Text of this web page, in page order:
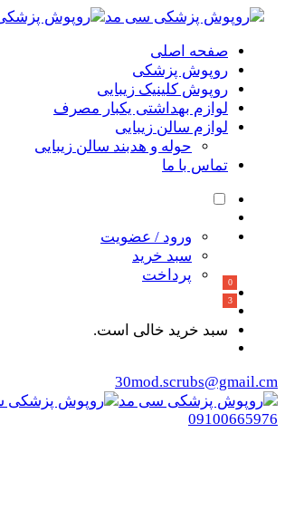
صفحه اصلی
روپوش پزشکی
روپوش کلینیک زیبایی
لوازم بهداشتی یکبار مصرف
لوازم سالن زیبایی
حوله و هدبند سالن زیبایی
تماس با ما
ورود / عضویت
سبد خرید
پرداخت
سبد خرید خالی است.
30mod.scrubs@gmail.cm
09100665976